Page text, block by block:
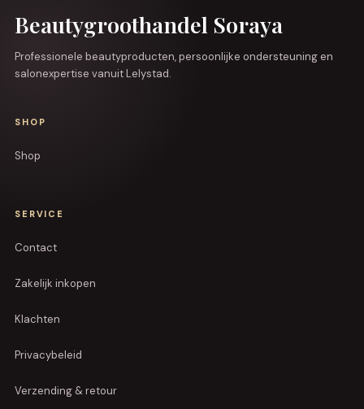
Beautygroothandel Soraya
Professionele beautyproducten, persoonlijke ondersteuning en
salonexpertise vanuit Lelystad.
SHOP
Shop
SERVICE
Contact
Zakelijk inkopen
Klachten
Privacybeleid
Verzending & retour